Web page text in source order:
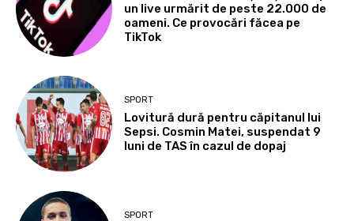
un live urmărit de peste 22.000 de
oameni. Ce provocări făcea pe
TikTok
SPORT
Lovitură dură pentru căpitanul lui
Sepsi. Cosmin Matei, suspendat 9
luni de TAS în cazul de dopaj
SPORT